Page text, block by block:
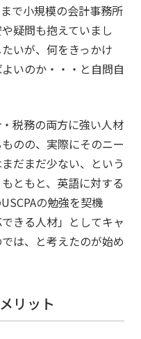
で小規模の会計事務所
疑問も抱えていまし
いが、何をきっかけ
いのか・・・と自問自
税務の両方に強い人材
のの、実際にそのニー
だまだ少ない、という
ともと、英語に対する
の勉強を契機
きる人材」としてキャ
は、と考えたのが始め
リット